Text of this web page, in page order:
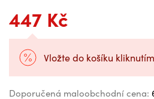
447 Kč
Vložte do košíku
Doporučená maloobchodní cena: